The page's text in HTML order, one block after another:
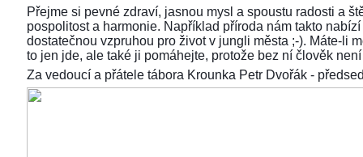
Přejme si pevné zdraví, jasnou mysl a spoustu radosti a
pospolitost a harmonie. Například příroda nám takto
dostatečnou vzpruhou pro život v jungli města ;-). Máte-li
to jen jde, ale také ji pomáhejte, protože bez ní člověk
Za vedoucí a přátele tábora Krounka Petr Dvořák -